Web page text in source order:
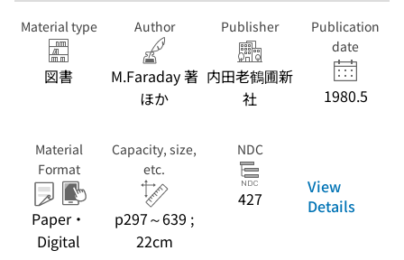
Material type
図書
Author
M.Faraday 著
ほか
Publisher
内田老鶴圃新
社
Publication
date
1980.5
Material
Format
Paper・
Digital
Capacity, size,
etc.
p297～639 ;
22cm
NDC
427
View
Details